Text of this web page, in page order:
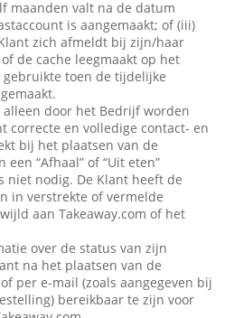
maanden valt na de datum
is aangemaakt; of (iii)
zich afmeldt bij zijn/haar
de cache leegmaakt op het
toen de tijdelijke
alleen door het Bedrijf worden
correcte en volledige contact- en
bij het plaatsen van de
“Afhaal” of “Uit eten”
niet nodig. De Klant heeft de
in verstrekte of vermelde
aan Takeaway.com of het
over de status van zijn
na het plaatsen van de
per e-mail (zoals aangegeven bij
bereikbaar te zijn voor